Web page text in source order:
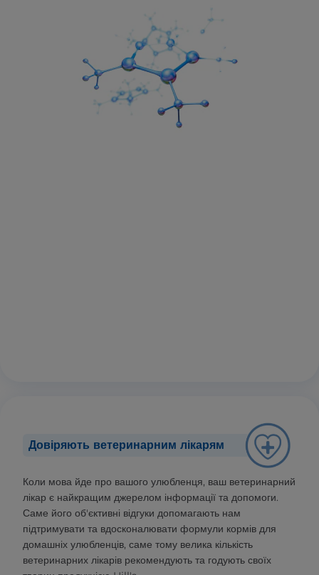
Довіряють ветеринарним лікарям
Коли мова йде про вашого улюбленця, ваш ветеринарний
лікар є найкращим джерелом інформації та допомоги.
Саме його об'єктивні відгуки допомагають нам
підтримувати та вдосконалювати формули кормів для
домашніх улюбленців, саме тому велика кількість
ветеринарних лікарів рекомендують та годують своїх